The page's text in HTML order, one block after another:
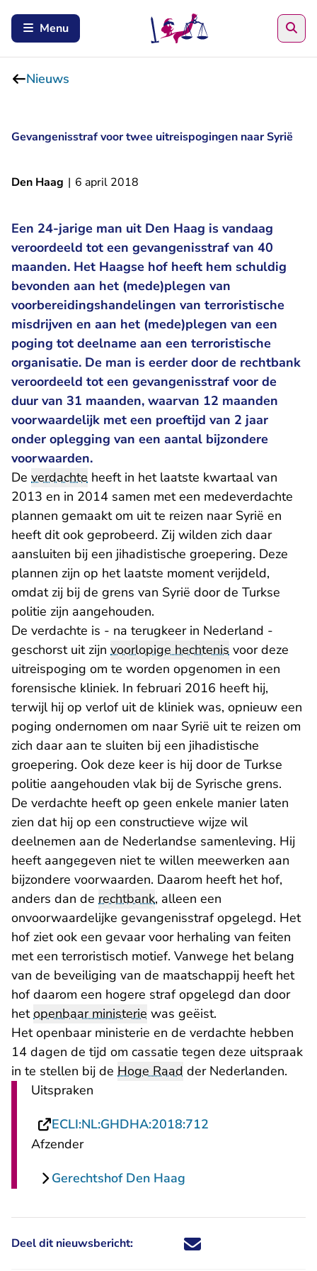
Menu
Nieuws
Gevangenisstraf voor twee uitreispogingen naar Syrië
Den Haag | 6 april 2018
Een 24-jarige man uit Den Haag is vandaag
veroordeeld tot een gevangenisstraf van 40
maanden. Het Haagse hof heeft hem schuldig
bevonden aan het (mede)plegen van
voorbereidingshandelingen van terroristische
misdrijven en aan het (mede)plegen van een
poging tot deelname aan een terroristische
organisatie. De man is eerder door de rechtbank
veroordeeld tot een gevangenisstraf voor de
duur van 31 maanden, waarvan 12 maanden
voorwaardelijk met een proeftijd van 2 jaar
onder oplegging van een aantal bijzondere
voorwaarden.
De verdachte heeft in het laatste kwartaal van
2013 en in 2014 samen met een medeverdachte
plannen gemaakt om uit te reizen naar Syrië en
heeft dit ook geprobeerd. Zij wilden zich daar
aansluiten bij een jihadistische groepering. Deze
plannen zijn op het laatste moment verijdeld,
omdat zij bij de grens van Syrië door de Turkse
politie zijn aangehouden.
De verdachte is - na terugkeer in Nederland -
geschorst uit zijn voorlopige hechtenis voor deze
uitreispoging om te worden opgenomen in een
forensische kliniek. In februari 2016 heeft hij,
terwijl hij op verlof uit de kliniek was, opnieuw een
poging ondernomen om naar Syrië uit te reizen om
zich daar aan te sluiten bij een jihadistische
groepering. Ook deze keer is hij door de Turkse
politie aangehouden vlak bij de Syrische grens.
De verdachte heeft op geen enkele manier laten
zien dat hij op een constructieve wijze wil
deelnemen aan de Nederlandse samenleving. Hij
heeft aangegeven niet te willen meewerken aan
bijzondere voorwaarden. Daarom heeft het hof,
anders dan de rechtbank, alleen een
onvoorwaardelijke gevangenisstraf opgelegd. Het
hof ziet ook een gevaar voor herhaling van feiten
met een terroristisch motief. Vanwege het belang
van de beveiliging van de maatschappij heeft het
hof daarom een hogere straf opgelegd dan door
hetopenbaar ministerie was geëist.
Het openbaar ministerie en de verdachte hebben
14 dagen de tijd om cassatie tegen deze uitspraak
in te stellen bij de Hoge Raad der Nederlanden.
Uitspraken
ECLI:NL:GHDHA:2018:712
Afzender
Gerechtshof Den Haag
Deel dit nieuwsbericht: Deel dit nieuwsbericht via X -
Deel dit nieuwsbericht via
Deel dit nieuwsbericht
Deel dit